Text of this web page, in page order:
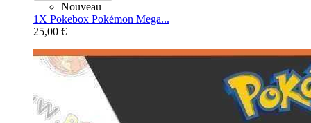
Nouveau
1X Pokebox Pokémon Mega...
25,00 €